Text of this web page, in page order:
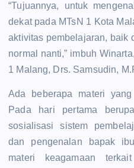
“Tujuannya, untuk
dekat pada MTsN 1 Kota
aktivitas pembelajaran, baik
normal nanti,” imbuh
1 Malang, Drs. Samsudin,
Ada beberapa materi
Pada hari pertama
sosialisasi sistem
dan pengenalan bapak
materi keagamaan